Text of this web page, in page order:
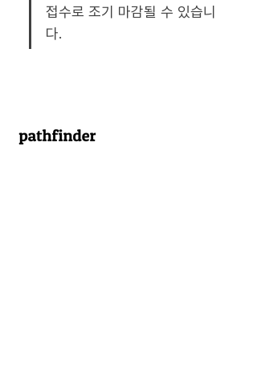
접수로 조기 마감될 수 있습니
다.